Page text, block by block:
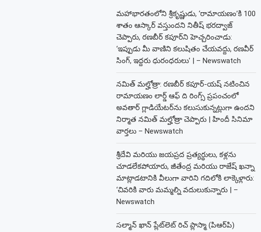
మహాభారతంలోని శ్రీకృష్ణుడు, ‘రామాయణం’కి 100
శాతం ఆస్కార్ వస్తుందని నితీష్ భరద్వాజ్
చెప్పారు, రణబీర్ కపూర్‌ని హెచ్చరించాడు:
‘ఇప్పుడు మీ వాణిని కలుషితం చేయవద్దు, రణవీర్
సింగ్, ఇద్దరు ధురంధరులు’ | – Newswatch
నమిత్ మల్హోత్రా: రణబీర్ కపూర్-యష్ నటించిన
రామాయణం లార్డ్ ఆఫ్ ది రింగ్స్ ప్రపంచంలో
అవతార్ గ్లాడియేటర్‌ను కలుసుకున్నట్లుగా ఉందని
నిర్మాత నమిత్ మల్హోత్రా చెప్పారు | హిందీ సినిమా
వార్తలు – Newswatch
శ్రీదేవి మరియు జయప్రద ప్రత్యర్థులు, కళ్లను
చూడలేకపోయారు, జీతేంద్ర మరియు రాజేష్ ఖన్నా
మాట్లాడటానికి వీలుగా వారిని గదిలోకి లాక్కెళ్లారు:
‘చివరికి వారు మమ్మల్ని వదులుకున్నారు | –
Newswatch
సల్మాన్ ఖాన్ ప్లేట్‌లెట్ రిచ్ ప్లాస్మా (పిఆర్‌పి)